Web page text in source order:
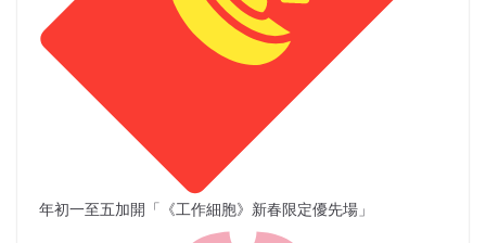
年初一至五加開「《工作細胞》新春限定優先場」